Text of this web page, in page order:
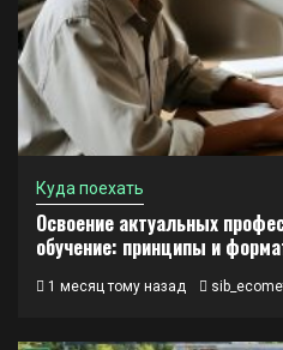
Куда поехать
Освоение актуальных
обучение: принципы и
1 месяц тому назад